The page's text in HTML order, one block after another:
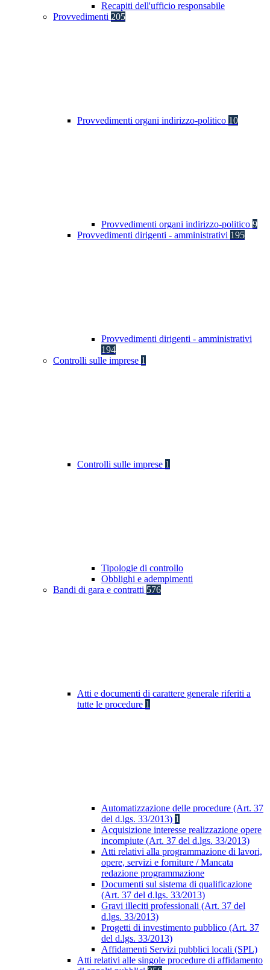
Recapiti dell'ufficio responsabile
Provvedimenti 205
Provvedimenti organi indirizzo-politico 10
Provvedimenti organi indirizzo-politico 9
Provvedimenti dirigenti - amministrativi 195
Provvedimenti dirigenti - amministrativi
194
Controlli sulle imprese 1
Controlli sulle imprese 1
Tipologie di controllo
Obblighi e adempimenti
Bandi di gara e contratti 576
Atti e documenti di carattere generale riferiti a
tutte le procedure 1
Automatizzazione delle procedure (Art. 37
del d.lgs. 33/2013) 1
Acquisizione interesse realizzazione opere
incompiute (Art. 37 del d.lgs. 33/2013)
Atti relativi alla programmazione di lavori,
opere, servizi e forniture / Mancata
redazione programmazione
Documenti sul sistema di qualificazione
(Art. 37 del d.lgs. 33/2013)
Gravi illeciti professionali (Art. 37 del
d.lgs. 33/2013)
Progetti di investimento pubblico (Art. 37
del d.lgs. 33/2013)
Affidamenti Servizi pubblici locali (SPL)
Atti relativi alle singole procedure di affidamento